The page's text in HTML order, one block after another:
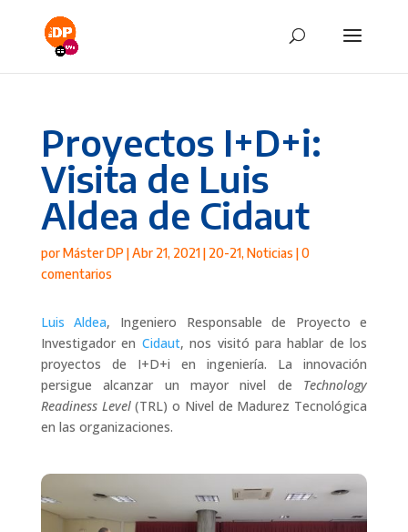
Proyectos I+D+i:
Visita de Luis
Aldea de Cidaut
porMáster DP|Abr 21, 2021| 20-21, Noticias|0
comentarios
Luis Aldea, Ingeniero Responsable de Proyecto e
Investigador en Cidaut, nos visitó para hablar de los
proyectos de I+D+i en ingeniería. La innovación
persigue alcanzar un mayor nivel de Technology
Readiness Level(TRL) o Nivel de Madurez Tecnológica
en las organizaciones.